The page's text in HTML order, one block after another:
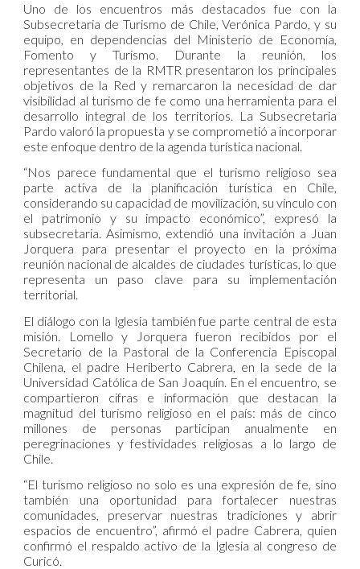
Uno de los encuentros más destacados fue con la
Subsecretaria de Turismo de Chile, Verónica Pardo, y su
equipo, en dependencias del Ministerio de Economía,
Fomento y Turismo. Durante la reunión, los
representantes de la RMTR presentaron los principales
objetivos de la Red y remarcaron la necesidad de dar
visibilidad al turismo de fe como una herramienta para el
desarrollo integral de los territorios. La Subsecretaria
Pardo valoró la propuesta y se comprometió a incorporar
este enfoque dentro de la agenda turística nacional.
“Nos parece fundamental que el turismo religioso sea
parte activa de la planificación turística en Chile,
considerando su capacidad de movilización, su vínculo con
el patrimonio y su impacto económico”, expresó la
subsecretaria. Asimismo, extendió una invitación a Juan
Jorquera para presentar el proyecto en la próxima
reunión nacional de alcaldes de ciudades turísticas, lo que
representa un paso clave para su implementación
territorial.
El diálogo con la Iglesia también fue parte central de esta
misión. Lomello y Jorquera fueron recibidos por el
Secretario de la Pastoral de la Conferencia Episcopal
Chilena, el padre Heriberto Cabrera, en la sede de la
Universidad Católica de San Joaquín. En el encuentro, se
compartieron cifras e información que destacan la
magnitud del turismo religioso en el país: más de cinco
millones de personas participan anualmente en
peregrinaciones y festividades religiosas a lo largo de
Chile.
“El turismo religioso no solo es una expresión de fe, sino
también una oportunidad para fortalecer nuestras
comunidades, preservar nuestras tradiciones y abrir
espacios de encuentro”, afirmó el padre Cabrera, quien
confirmó el respaldo activo de la Iglesia al congreso de
Curicó.